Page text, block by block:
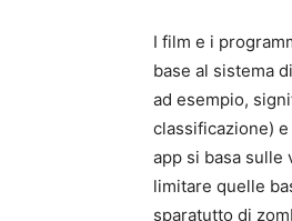
I film e i
base al sistema
ad esempio,
classificazione)
app si basa sulle
limitare quelle
sparatutto di